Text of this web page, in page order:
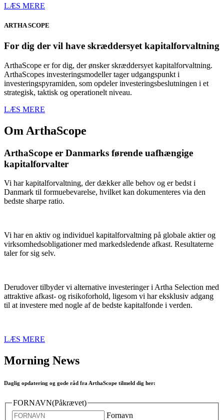
LÆS MERE
ARTHASCOPE
For dig der vil have skræddersyet kapitalforvaltning
ArthaScope er for dig, der ønsker skræddersyet kapitalforvaltning.
ArthaScopes investeringsmodeller tager udgangspunkt i
investeringspyramiden, som opdeler investeringsbeslutningen i et
strategisk, taktisk og operationelt niveau.
LÆS MERE
Om ArthaScope
ArthaScope er Danmarks førende uafhængige
kapitalforvalter
Vi har kapitalforvaltning, der dækker alle behov og er bedst i
Danmark til formuebevarelse, hvilket kan dokumenteres via den
bedste sharpe ratio.
Vi har en aktiv og individuel kapitalforvaltning på globale aktier og
virksomhedsobligationer med markedsledende afkast. Resultaterne
taler for sig selv.
Derudover tilbyder vi alternative investeringer i Artha Selection med
attraktive afkast- og risikoforhold, ligesom vi har eksklusiv adgang
til at investere med nogle af de bedste kapitalfonde i verden.
LÆS MERE
Morning News
Daglig opdatering og gode råd fra ArthaScope tilmeld dig her:
FORNAVN(Påkrævet)
Fornavn